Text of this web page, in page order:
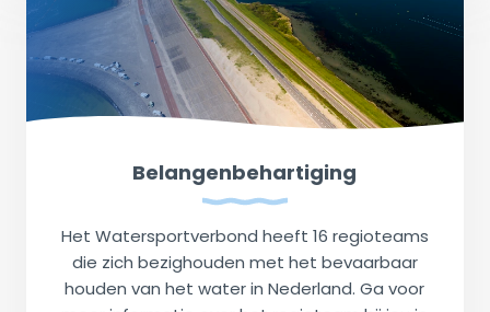
Belangenbehartiging
Het Watersportverbond heeft 16 regioteams
die zich bezighouden met het bevaarbaar
houden van het water in Nederland. Ga voor